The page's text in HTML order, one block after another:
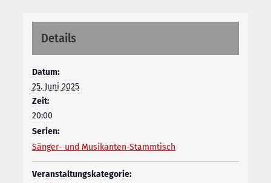
Details
Datum:
25. Juni 2025
Zeit:
20:00
Serien:
Sänger- und Musikanten-Stammtisch
Veranstaltungskategorie: